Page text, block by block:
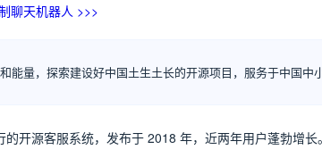
聊天机器人 >>>
能量，探索建设好中国土生土长的开源项目，服务于中国中
开源客服系统，发布于 2018 年，近两年用户蓬勃增长。